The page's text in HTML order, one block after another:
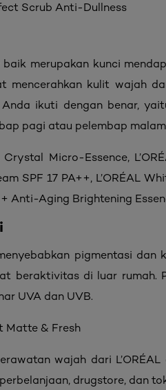
Scrub Anti-Dullness
merupakan kunci
mencerahkan kulit wajah
ikuti dengan benar,
pagi atau pelembap
Crystal Micro-Essence,
SPF 17 PA++, L’ORÉAL
Anti-Aging Brightening
pigmentasi dan
beraktivitas di luar rumah.
UVA dan UVB.
Matte & Fresh
wajah dari
drugstore, dan